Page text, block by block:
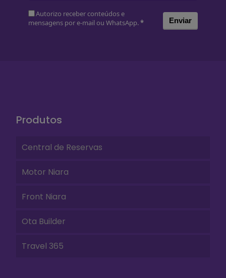
Autorizo receber conteúdos e
mensagens por e-mail ou WhatsApp.* Enviar
Produtos
Central de Reservas
Motor Niara
Front Niara
Ota Builder
Travel 365